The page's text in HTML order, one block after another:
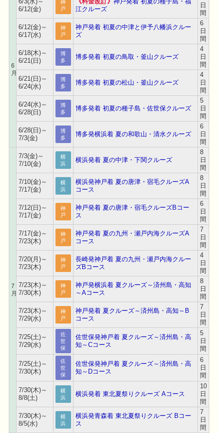
6
月
6/12(金)
神
戸
江クルーズ
日
間
6/12(金)～
6/17(水)
神
戸
神戸発着 初夏の中津と伊予八幡浜クルー
ズ
6
日
間
6/18(木)～
6/21(日)
博
多
博多発着 初夏の鳥取・釜山クルーズ
4
日
間
6/21(日)～
6/24(水)
博
多
博多発着 初夏の松山・釜山クルーズ
4
日
間
6/24(水)～
6/28(日)
博
多
博多発着 初夏の種子島・佐世保クルーズ
5
日
間
6/28(日)～
7/3(金)
博
多
博多発横浜着 夏の和歌山・清水クルーズ
6
日
間
7
月
7/3(金)～
7/10(金)
横
浜
横浜発着 夏の中津・下関クルーズ
8
日
間
7/10(金)～
7/17(金)
横
浜
横浜発神戸着 夏の唐津・宿毛クルーズA
コース
8
日
間
7/12(日)～
7/17(金)
神
戸
神戸発着 夏の唐津・宿毛クルーズBコー
ス
6
日
間
7/17(金)～
7/23(木)
神
戸
神戸発着 夏の九州・瀬戸内海クルーズA
コース
7
日
間
7/20(月)～
7/23(木)
神
戸
長崎発神戸着 夏の九州・瀬戸内海クルー
ズBコース
4
日
間
7/23(木)～
7/30(木)
神
戸
神戸発横浜着 夏クルーズ～済州島・高知
～Aコース
8
日
間
7/23(木)～
7/29(水)
神
戸
神戸発着 夏クルーズ～済州島・高知～B
コース
7
日
間
7/25(土)～
7/29(水)
佐
世
保
佐世保発神戸着 夏クルーズ～済州島・高
知～Cコース
5
日
間
7/25(土)～
7/30(木)
佐
世
保
佐世保発神戸着 夏クルーズ～済州島・高
知～Dコース
6
日
間
7/30(木)～
8/8(土)
横
浜
横浜発着 東北夏祭りクルーズ Aコース
10
日
間
7/30(木)～
8/5(水)
横
浜
横浜発青森着 東北夏祭りクルーズ Bコー
ス
7
日
間